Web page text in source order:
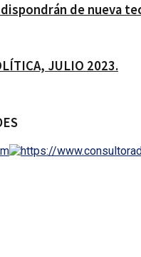
de nueva
JULIO 2023.